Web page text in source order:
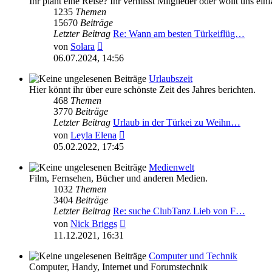
1235 Themen
15670 Beiträge
Letzter Beitrag Re: Wann am besten Türkeiflüg…
von Solara
Beitrag
06.07.2024, 14:56
Urlaubszeit
Hier könnt ihr über eure schönste Zeit des Jahres berichten.
468 Themen
3770 Beiträge
Letzter Beitrag Urlaub in der Türkei zu Weihn…
von Leyla Elena
05.02.2022, 17:45
Medienwelt
Film, Fernsehen, Bücher und anderen Medien.
1032 Themen
3404 Beiträge
Letzter Beitrag Re: suche ClubTanz Lieb von F…
von Nick Briggs
11.12.2021, 16:31
Computer und Technik
Computer, Handy, Internet und Forumstechnik